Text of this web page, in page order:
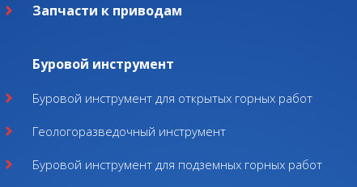
Запчасти к приводам
Буровой инструмент
Буровой инструмент для открытых горных работ
Геологоразведочный инструмент
Буровой инструмент для подземных горных работ